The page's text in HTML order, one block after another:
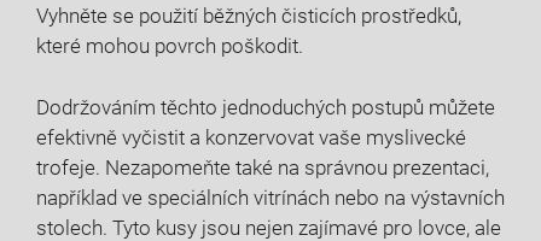
Vyhněte se použití běžných čisticích prostředků,
které mohou povrch poškodit.
Dodržováním těchto jednoduchých postupů můžete
efektivně vyčistit a konzervovat vaše myslivecké
trofeje. Nezapomeňte také na správnou prezentaci,
například ve speciálních vitrínách nebo na výstavních
stolech. Tyto kusy jsou nejen zajímavé pro lovce, ale